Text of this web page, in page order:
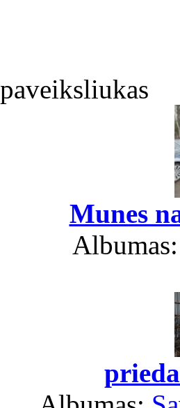
Munes